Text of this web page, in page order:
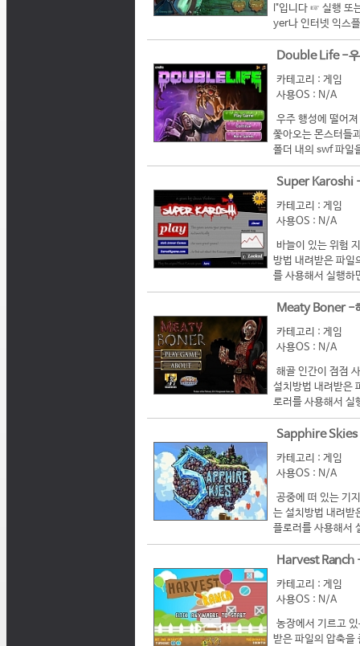
l"입니다 ☞ 실행 또
yer나 인터넷 익스
Double Life -우
카테고리 : 게임
사용OS : N/A
우주 행성에 떨어
쫓아오는 몬스터들
폴더 내의 swf 파일
Super Karoshi -
카테고리 : 게임
사용OS : N/A
바늘이 있는 위험
방법 내려받은 파일
를 사용해서 실행
Meaty Boner -
카테고리 : 게임
사용OS : N/A
해골 인간이 점점
설치방법 내려받은
로러를 사용해서
Sapphire Skies
카테고리 : 게임
사용OS : N/A
공중에 떠 있는 기
는 설치방법 내려받
플로러를 사용해서
Harvest Ranch
카테고리 : 게임
사용OS : N/A
농장에서 기르고
받은 파일의 압축을